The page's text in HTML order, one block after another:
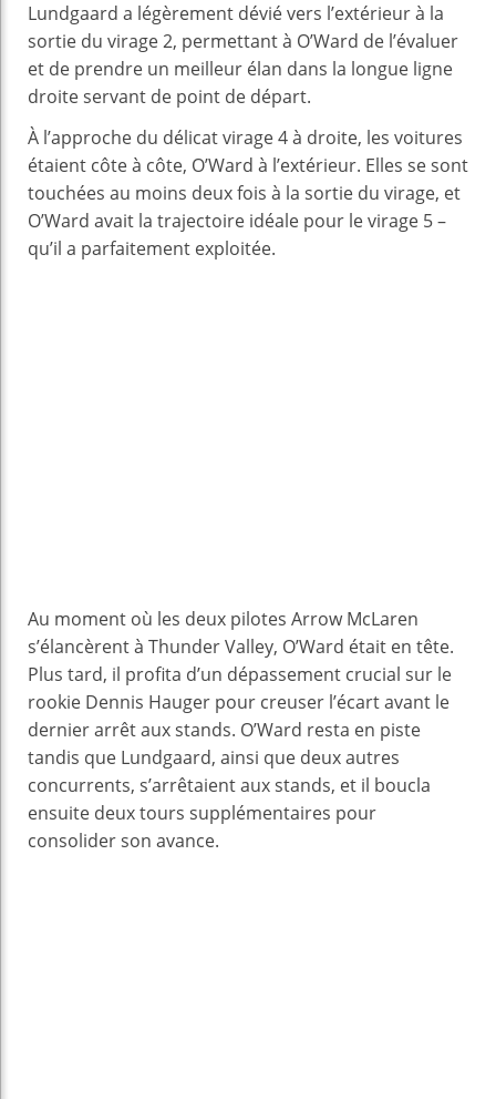
Lundgaard a légèrement dévié vers l’extérieur à la
sortie du virage 2, permettant à O’Ward de l’évaluer
et de prendre un meilleur élan dans la longue ligne
droite servant de point de départ.
À l’approche du délicat virage 4 à droite, les voitures
étaient côte à côte, O’Ward à l’extérieur. Elles se sont
touchées au moins deux fois à la sortie du virage, et
O’Ward avait la trajectoire idéale pour le virage 5 –
qu’il a parfaitement exploitée.
Au moment où les deux pilotes Arrow McLaren
s’élancèrent à Thunder Valley, O’Ward était en tête.
Plus tard, il profita d’un dépassement crucial sur le
rookie Dennis Hauger pour creuser l’écart avant le
dernier arrêt aux stands. O’Ward resta en piste
tandis que Lundgaard, ainsi que deux autres
concurrents, s’arrêtaient aux stands, et il boucla
ensuite deux tours supplémentaires pour
consolider son avance.